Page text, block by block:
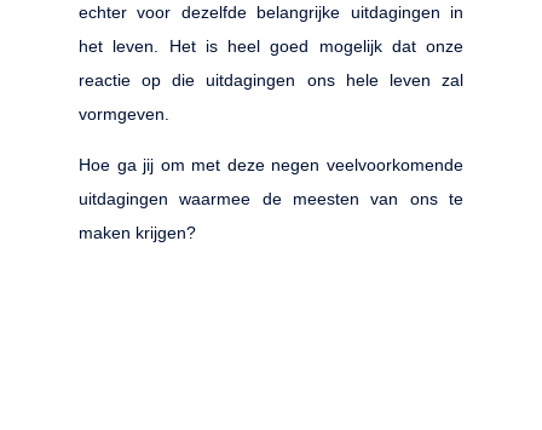
echter voor dezelfde belangrijke uitdagingen in
het leven. Het is heel goed mogelijk dat onze
reactie op die uitdagingen ons hele leven zal
vormgeven.
Hoe ga jij om met deze negen veelvoorkomende
uitdagingen waarmee de meesten van ons te
maken krijgen?